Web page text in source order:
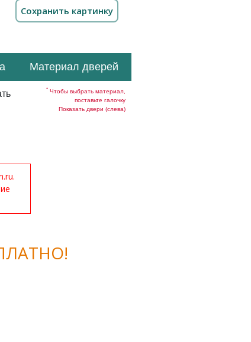
Материал дверей
* Чтобы выбрать материал,
поставьте галочку
Показать двери (слева)